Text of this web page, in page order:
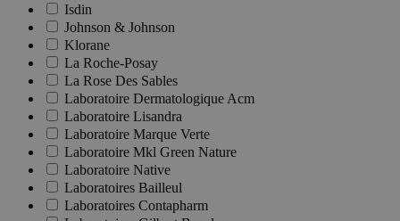
Isdin
Johnson & Johnson
Klorane
La Roche-Posay
La Rose Des Sables
Laboratoire Dermatologique Acm
Laboratoire Lisandra
Laboratoire Marque Verte
Laboratoire Mkl Green Nature
Laboratoire Native
Laboratoires Bailleul
Laboratoires Contapharm